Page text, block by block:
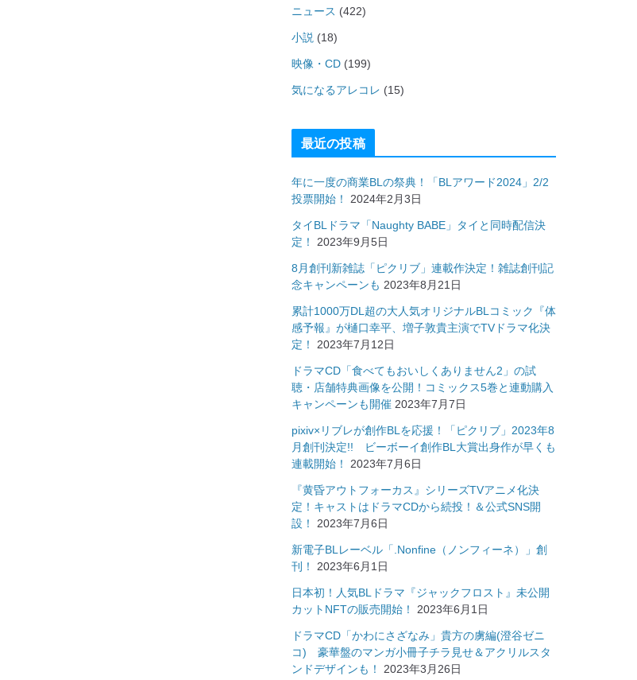
ニュース (422)
小説 (18)
映像・CD (199)
気になるアレコレ (15)
最近の投稿
年に一度の商業BLの祭典！「BLアワード2024」2/2
投票開始！
2024年2月3日
タイBLドラマ「Naughty BABE」タイと同時配信決
定！
2023年9月5日
8月創刊新雑誌「ピクリブ」連載作決定！雑誌創刊記
念キャンペーンも 2023年8月21日
累計1000万DL超の大人気オリジナルBLコミック『体
感予報』が樋口幸平、増子敦貴主演でTVドラマ化決
定！
2023年7月12日
ドラマCD「食べてもおいしくありません2」の試
聴・店舗特典画像を公開！コミックス5巻と連動購入
キャンペーンも開催 2023年7月7日
pixiv×リブレが創作BLを応援！「ピクリブ」2023年8
月創刊決定!! ビーボーイ創作BL大賞出身作が早くも
連載開始！
2023年7月6日
『黄昏アウトフォーカス』シリーズTVアニメ化決
定！キャストはドラマCDから続投！＆公式SNS開
設！
2023年7月6日
新電子BLレーベル「.Nonfine（ノンフィーネ）」創
刊！
2023年6月1日
日本初！人気BLドラマ『ジャックフロスト』未公開
カットNFTの販売開始！
2023年6月1日
ドラマCD「かわにさざなみ」貴方の虜編(澄谷ゼニ
コ) 豪華盤のマンガ小冊子チラ見せ＆アクリルスタ
ンドデザインも！
2023年3月26日